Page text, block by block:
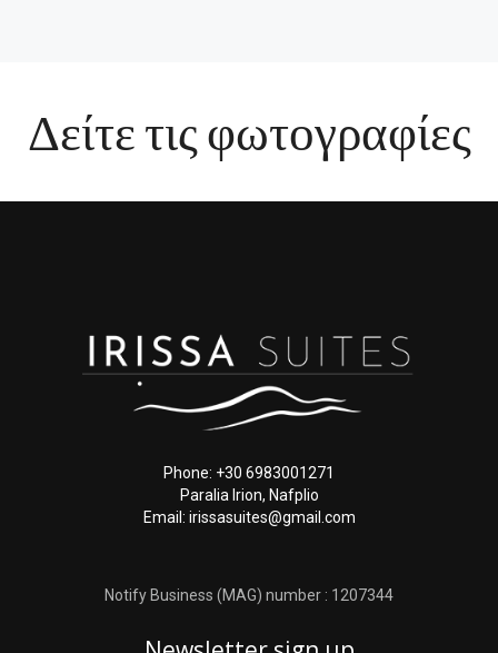
Δείτε τις φωτογραφίες
Phone: +30 6983001271
Paralia Irion, Nafplio
Email: irissasuites@gmail.com
Notify Business (MAG) number : 1207344